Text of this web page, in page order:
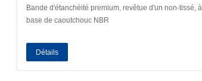
Bande d'étanchéité premium, revêtue d'un non-tissé, à
base de caoutchouc NBR
Détails